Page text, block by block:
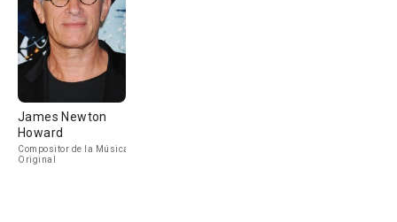
James Newton
Howard
Compositor de la Música
Original